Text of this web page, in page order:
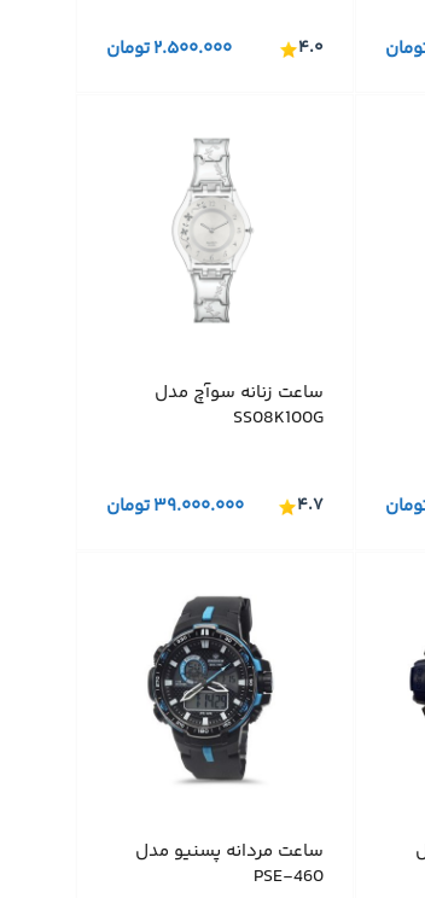
۲.۵۰۰.۰۰۰تومان ۴.۰
ساعت زنانه سوآچ مدل
SS08K100G
۳۹.۰۰۰.۰۰۰تومان ۴.۷
ساعت مردانه پسنیو مدل
PSE-460